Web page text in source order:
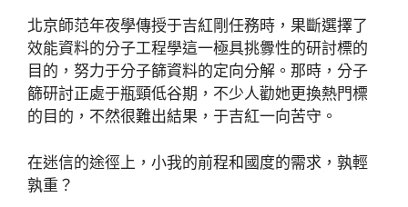
北京師范年夜學傳授于吉紅剛任務時，果斷選擇了
效能資料的分子工程學這一極具挑釁性的研討標的
目的，努力于分子篩資料的定向分解。那時，分子
篩研討正處于瓶頸低谷期，不少人勸她更換熱門標
的目的，不然很難出結果，于吉紅一向苦守。
在迷信的途徑上，小我的前程和國度的需求，孰輕
孰重？